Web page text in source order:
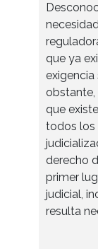
que ya
exigencia
obstante,
que
todos los
derecho
primer
judicial,
resulta